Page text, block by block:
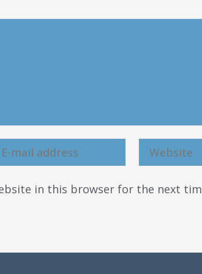
in this browser for the next